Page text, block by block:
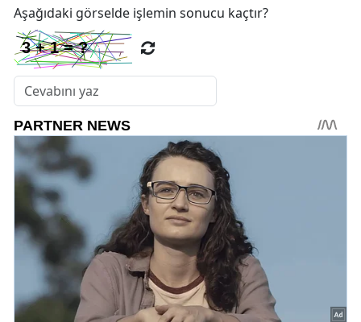
Aşağıdaki görselde işlemin sonucu kaçtır?